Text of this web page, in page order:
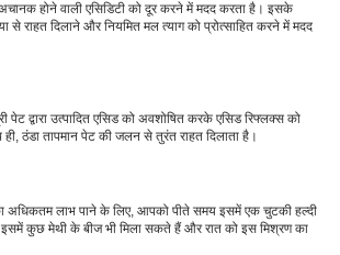
होने वाली एसिडिटी को दूर करने में मदद करता है। इसके
से राहत दिलाने और नियमित मल त्याग को प्रोत्साहित करने में मदद
पेट द्वारा उत्पादित एसिड को अवशोषित करके एसिड रिफ्लक्स को
ठंडा तापमान पेट की जलन से तुरंत राहत दिलाता है।
अधिकतम लाभ पाने के लिए, आपको पीते समय इसमें एक चुटकी हल्दी
इसमें कुछ मेथी के बीज भी मिला सकते हैं और रात को इस मिश्रण का